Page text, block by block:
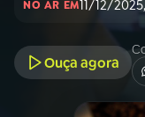
01INÍCIO
A RÁDIO
NO AR EM11/12/
Ouça agora